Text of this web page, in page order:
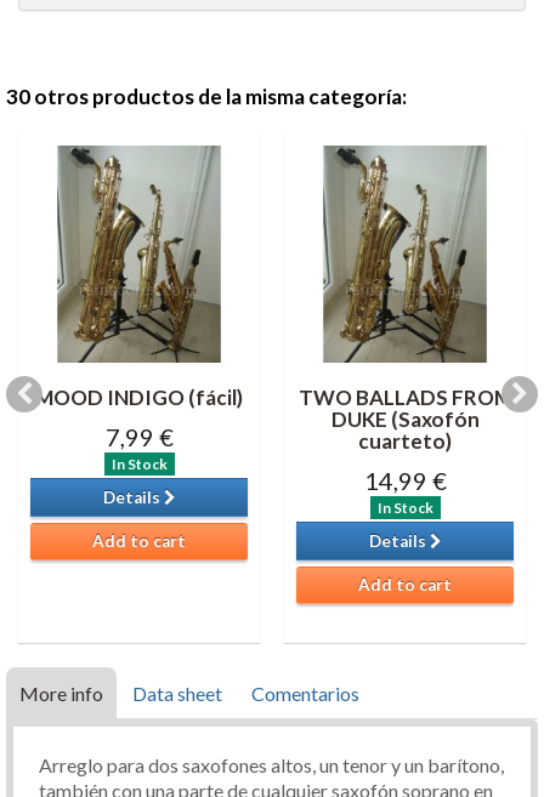
30 otros productos de la misma categoría:
MOOD INDIGO (fácil)
7,99 €
In Stock
Details
Add to cart
TWO BALLADS FROM
DUKE (Saxofón
cuarteto)
14,99 €
In Stock
Details
Add to cart
More info Data sheet Comentarios
Arreglo para dos saxofones altos, un tenor y un barítono,
también con una parte de cualquier saxofón soprano en